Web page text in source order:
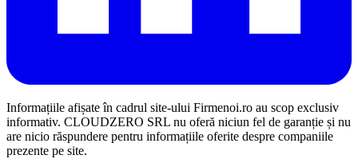
Informațiile afișate în cadrul site-ului Firmenoi.ro au scop exclusiv
informativ. CLOUDZERO SRL nu oferă niciun fel de garanție și nu
are nicio răspundere pentru informațiile oferite despre companiile
prezente pe site.